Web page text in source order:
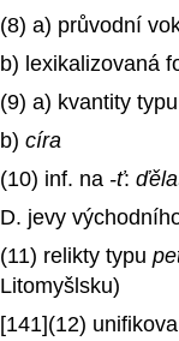
(8) a) průvodní
b) lexikalizovaná
(9) a) kvantity
b) círa
(10) inf. na -ť:
D. jevy
(11) relikty typu
Litomyšlsku)
[141](12)